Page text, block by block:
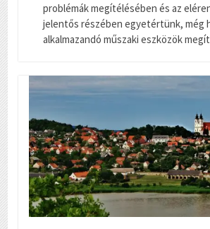
problémák megítélésében és az
jelentős részében egyetértünk, még
alkalmazandó műszaki eszközök